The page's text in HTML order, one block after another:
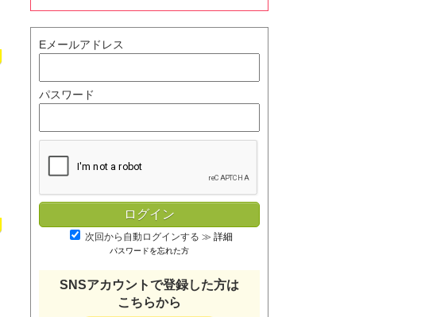
Eメールアドレス
パスワード
次回から自動ログインする ≫ 詳細
パスワードを忘れた方
SNSアカウントで登録した方は
こちらから